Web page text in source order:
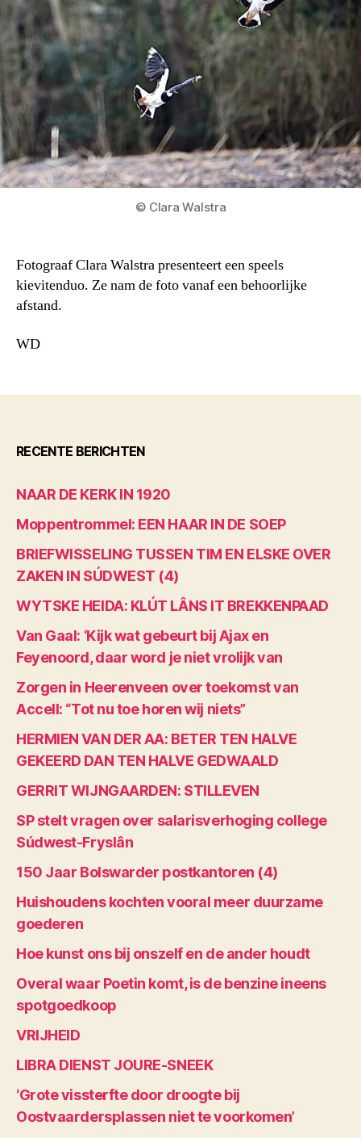
© Clara Walstra
Fotograaf Clara Walstra presenteert een speels
kievitenduo. Ze nam de foto vanaf een behoorlijke
afstand.
WD
RECENTE BERICHTEN
NAAR DE KERK IN 1920
Moppentrommel: EEN HAAR IN DE SOEP
BRIEFWISSELING TUSSEN TIM EN ELSKE OVER
ZAKEN IN SÚDWEST (4)
WYTSKE HEIDA: KLÚT LÂNS IT BREKKENPAAD
Van Gaal: ‘Kijk wat gebeurt bij Ajax en
Feyenoord, daar word je niet vrolijk van
Zorgen in Heerenveen over toekomst van
Accell: “Tot nu toe horen wij niets”
HERMIEN VAN DER AA: BETER TEN HALVE
GEKEERD DAN TEN HALVE GEDWAALD
GERRIT WIJNGAARDEN: STILLEVEN
SP stelt vragen over salarisverhoging college
Súdwest-Fryslân
150 Jaar Bolswarder postkantoren (4)
Huishoudens kochten vooral meer duurzame
goederen
Hoe kunst ons bij onszelf en de ander houdt
Overal waar Poetin komt, is de benzine ineens
spotgoedkoop
VRIJHEID
LIBRA DIENST JOURE-SNEEK
‘Grote vissterfte door droogte bij
Oostvaardersplassen niet te voorkomen’